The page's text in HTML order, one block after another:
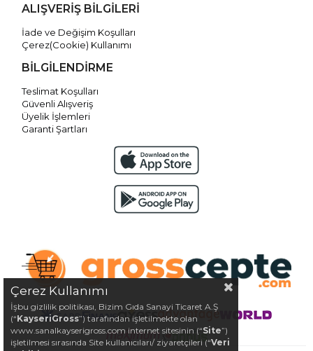
ALIŞVERİŞ BİLGİLERİ
İade ve Değişim Koşulları
Çerez(Cookie) Kullanımı
BİLGİLENDİRME
Teslimat Koşulları
Güvenli Alışveriş
Üyelik İşlemleri
Garanti Şartları
Çerez Kullanımı
İşbu gizlilik politikası, Bizim Gıda Sanayi Ticaret A.Ş
(“KayseriGross”) tarafından işletilmekte olan
www.sanalkayserigross.com internet sitesinin (“Site”)
işletilmesi sırasında Site kullanıcıları/ ziyaretçileri (“Veri